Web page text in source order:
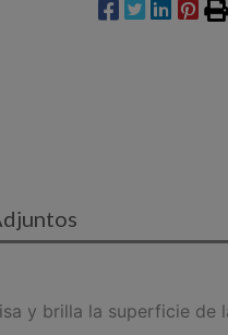
y brilla la superficie de